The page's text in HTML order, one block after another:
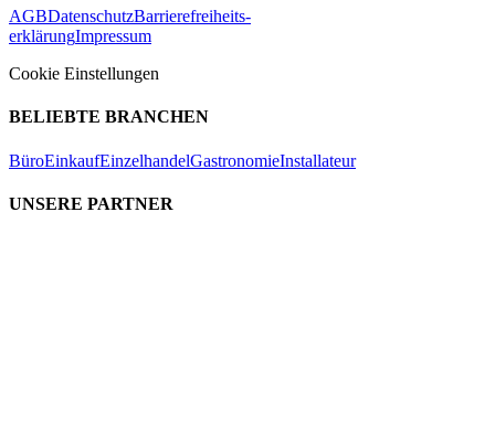
AGBDatenschutzBarrierefreiheits-
erklärungImpressum
Cookie Einstellungen
BELIEBTE BRANCHEN
BüroEinkaufEinzelhandelGastronomieInstallateur
UNSERE PARTNER